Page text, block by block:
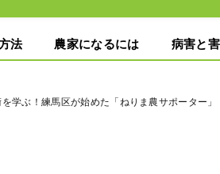
法 農家になるには 病害と
学ぶ！練馬区が始めた「ねりま農サポーター」